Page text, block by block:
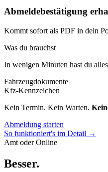
Abmeldebestätigung
Kommt sofort als PDF in dein
Was du brauchst
In wenigen Minuten hast du
Fahrzeugdokumente
Kfz-Kennzeichen
Kein Termin. Kein Warten.
Abmeldung starten
So funktioniert's im Detail →
Amt oder Online
Besser.